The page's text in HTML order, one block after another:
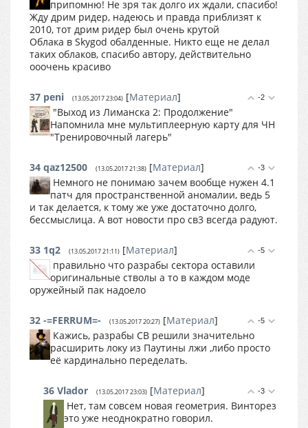
припомню! Не зря так долго их ждали, спасибо!
Жду дрим ридер, надеюсь и правда приблизят к
2010, тот дрим ридер был очень крутой
Облака в Skygod обалденные. Никто еще не делал
таких облаков, спасибо автору, действительно
ооочень красиво
-2
37 peni (13.05.2017 23:04) [Материал]
"Выход из Лиманска 2: Продолжение"
Напомнила мне мультиплеерную карту для ЧН
"Тренировочный лагерь"
-3
34 qaz12500 (13.05.2017 21:38) [Материал]
Немного не понимаю зачем вообще нужен 4.1
патч для пространственной аномалии, ведь 5
и так делается, к тому же уже достаточно долго,
бессмыслица. А вот новости про св3 всегда радуют.
-5
33 1q2 (13.05.2017 21:11) [Материал]
правильно что разрабы сектора оставили
оригинальные стволы а то в каждом моде
оружейный пак надоело
-5
32 -=FERRUM=- (13.05.2017 20:27) [Материал]
Кажись, разрабы СВ решили значительно
расширить локу из Паутины лжи ,либо просто
её кардинально переделать.
-3
36 Vlador (13.05.2017 23:03) [Материал]
Нет, там совсем новая геометрия. Винторез
это уже неоднократно говорил.